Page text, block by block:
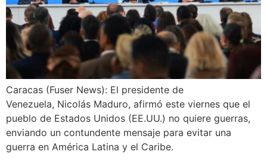
Caracas (Fuser News): El presidente de
Venezuela, Nicolás Maduro, afirmó este viernes que el
pueblo de Estados Unidos (EE.UU.) no quiere guerras,
enviando un contundente mensaje para evitar una
guerra en América Latina y el Caribe.